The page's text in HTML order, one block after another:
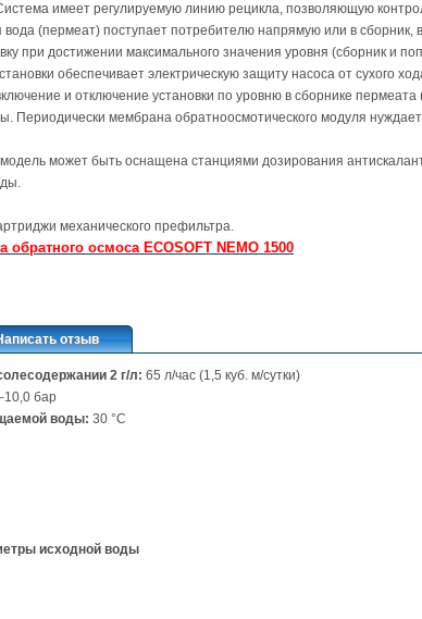
имеет регулируемую линию рецикла, позволяющую
(пермеат) поступает потребителю напрямую или в сборник,
при достижении максимального значения уровня (сборник и
обеспечивает электрическую защиту насоса от сухого
и отключение установки по уровню в сборнике
Периодически мембрана обратноосмотического модуля
может быть оснащена станциями дозирования
механического префильтра.
обратного осмоса ECOSOFT NEMO 1500
отзыв
2 г/л: 65 л/час (1,5 куб. м/сутки)
бар
воды: 30 °С
исходной воды